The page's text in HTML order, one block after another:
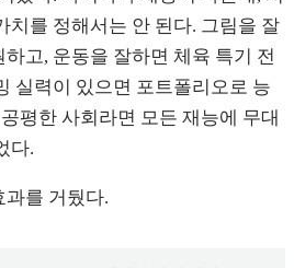
치를 정해서는 안 된다. 그림을 잘
고, 운동을 잘하면 체육 특기 전
실력이 있으면 포트폴리오로 능
평한 사회라면 모든 재능에 무대
다.
과를 거뒀다.